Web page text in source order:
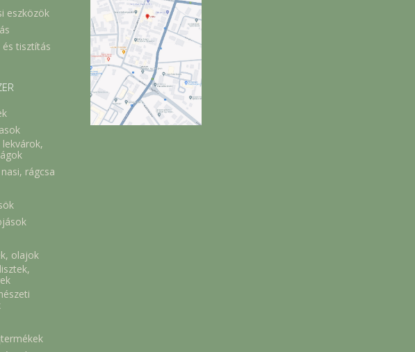
eszközök
és tisztítás
rágcsa
olajok